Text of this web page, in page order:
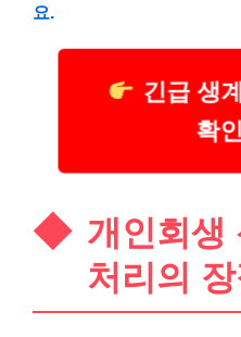
요.
긴급 생
확
개인회생
처리의 장